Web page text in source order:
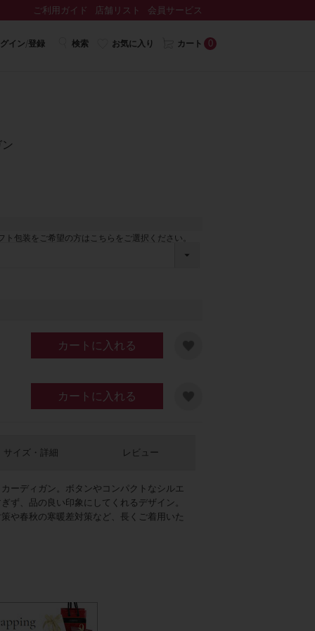
ご利用ガイド 店舗リスト 会員サービス
イン/登録 検索 お気に入り カート 0
包装をご希望の方はこちらをご選択ください。
カートに入れる
カートに入れる
ーディガン。ボタンやコンパクトなシルエ
ず、品の良い印象にしてくれるデザイン。
や春秋の寒暖差対策など、長くご着用いた
サイズ・詳細 レビュー